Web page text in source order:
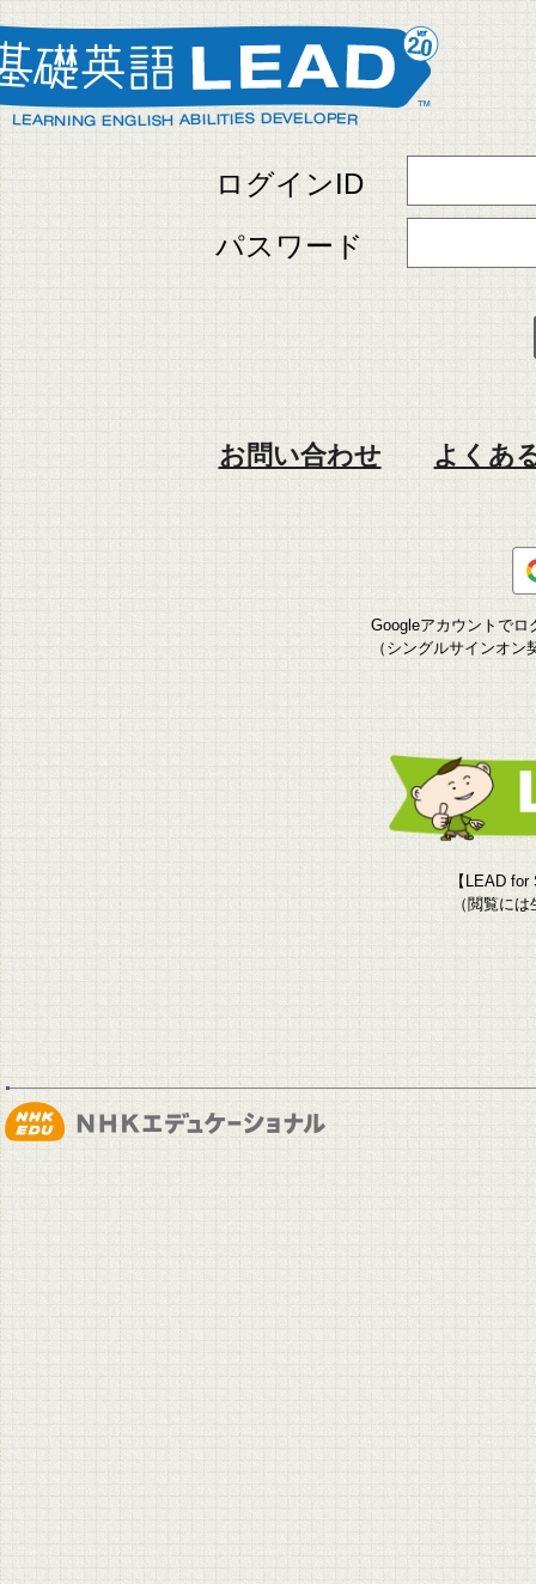
ログインID
パスワード
お問い合わせ よくあ
Googleアカウントでロ
（シングルサインオ
【LEAD
（閲覧に